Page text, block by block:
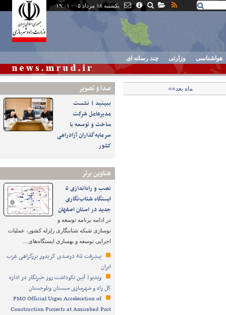
یکشنبه ۱۸ مرداد ۰۵ - ۱۹:۰۱
هواشناسی وزارتی چند رسانه ای
صدا و تصوير
ببینید | نشست
مدیرعامل شرکت
ساخت و توسعه با
سرمایه‌گذاران آزادراهی
کشور
عناوین برتر
نصب و راه‌اندازی ۵
ایستگاه شتاب‌نگاری
جدید در استان اصفهان
در ادامه برنامه توسعه و
نوسازی شبکه شتابنگاری زلزله کشور، عملیات
اجرایی توسعه و بهسازی ایستگاه‌های…
پیشرفت ۸۵ درصدی کریدور بزرگراهی غرب
ایران
ویدیو| آیین نکوداشت روز خبرنگار در اداره
کل راه و شهرسازی سیستان وبلوچستان
PMO Official Urges Acceleration of
Construction Projects at Amirabad Port
ماه بعد»»